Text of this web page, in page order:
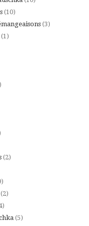
1010
produits
33
1 1
22
9
produits
22
14
produits
55